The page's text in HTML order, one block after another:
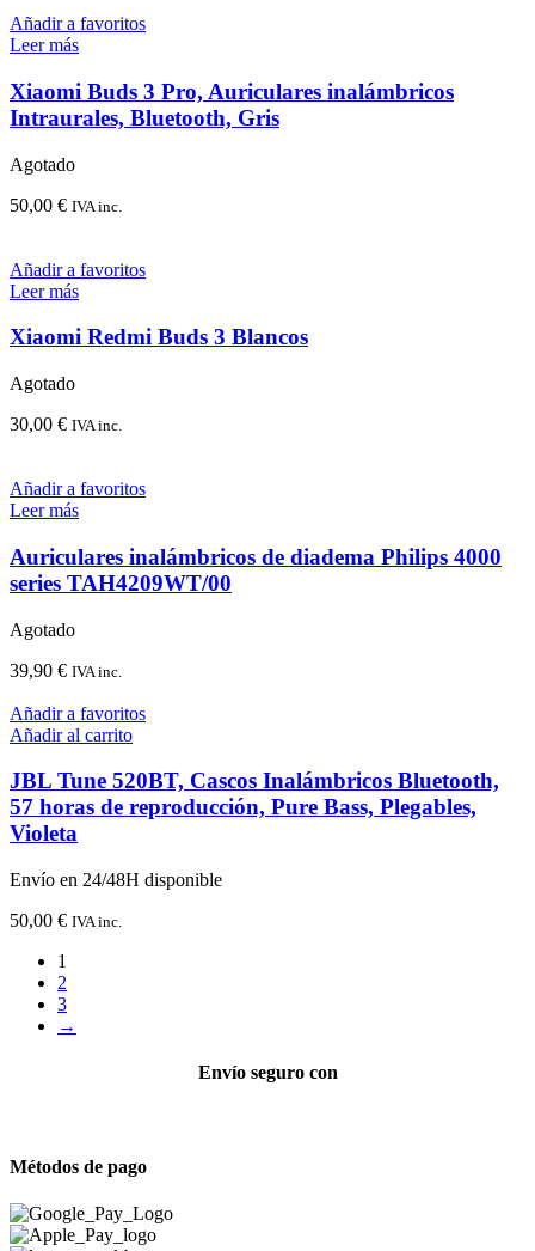
Añadir a favoritos
Leer más
Xiaomi Buds 3 Pro, Auriculares inalámbricos
Intraurales, Bluetooth, Gris
Agotado
50,00 € IVA inc.
Añadir a favoritos
Leer más
Xiaomi Redmi Buds 3 Blancos
Agotado
30,00 € IVA inc.
Añadir a favoritos
Leer más
Auriculares inalámbricos de diadema Philips 4000
series TAH4209WT/00
Agotado
39,90 € IVA inc.
Añadir a favoritos
Añadir al carrito
JBL Tune 520BT, Cascos Inalámbricos Bluetooth,
57 horas de reproducción, Pure Bass, Plegables,
Violeta
Envío en 24/48H disponible
50,00 € IVA inc.
1
2
3
→
Envío seguro con
Métodos de pago